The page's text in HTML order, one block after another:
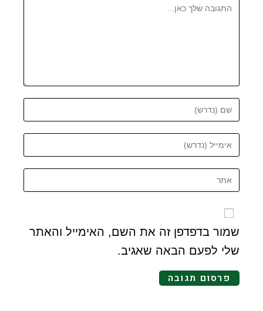
שמור בדפדפן זה את השם, האימייל והאתר
שלי לפעם הבאה שאגיב.